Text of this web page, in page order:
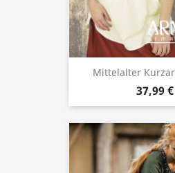
Mittelalter
37,99 €